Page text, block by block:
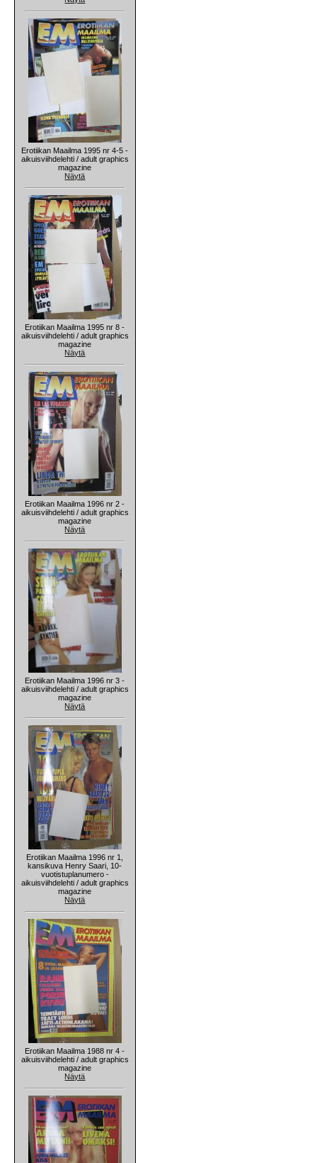
Erotiikan Maailma 1995 nr 4-5 -
aikuisviihdelehti / adult graphics
magazine
Näytä
Erotiikan Maailma 1995 nr 8 -
aikuisviihdelehti / adult graphics
magazine
Näytä
Erotiikan Maailma 1996 nr 2 -
aikuisviihdelehti / adult graphics
magazine
Näytä
Erotiikan Maailma 1996 nr 3 -
aikuisviihdelehti / adult graphics
magazine
Näytä
Erotiikan Maailma 1996 nr 1,
kansikuva Henry Saari, 10-
vuotistuplanumero -
aikuisviihdelehti / adult graphics
magazine
Näytä
Erotiikan Maailma 1988 nr 4 -
aikuisviihdelehti / adult graphics
magazine
Näytä